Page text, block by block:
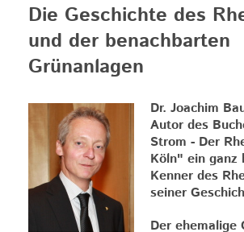
Die Geschichte des
und der benachbarten
Grünanlagen
Dr. Joachim
Autor des
Strom - Der
Köln" ein ganz
Kenner des
seiner
Der ehemalige